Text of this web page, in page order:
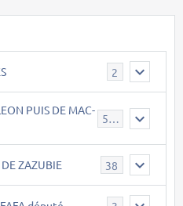
2
PUIS DE MAC-
543
ZAZUBIE 38